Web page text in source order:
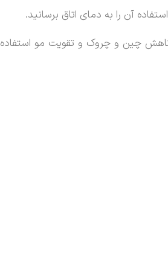
آن را به دمای اتاق برسانید.
کاهش چین و چروک و تقویت مو استفاده